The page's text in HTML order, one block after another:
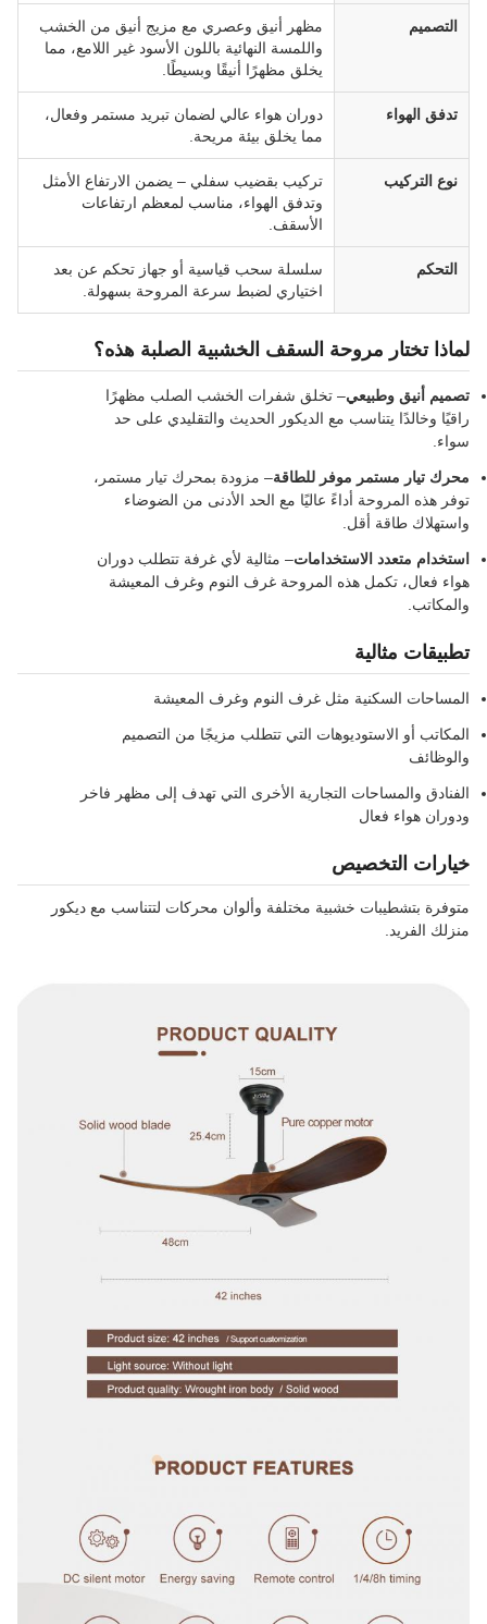
التصميم
مظهر أنيق وعصري مع مزيج أنيق من الخشب
واللمسة النهائية باللون الأسود غير اللامع، مما
يخلق مظهرًا أنيقًا وبسيطًا.
تدفق الهواء
دوران هواء عالي لضمان تبريد مستمر وفعال،
مما يخلق بيئة مريحة.
نوع التركيب
تركيب بقضيب سفلي – يضمن الارتفاع الأمثل
وتدفق الهواء، مناسب لمعظم ارتفاعات
الأسقف.
التحكم
سلسلة سحب قياسية أو جهاز تحكم عن بعد
اختياري لضبط سرعة المروحة بسهولة.
لماذا تختار مروحة السقف الخشبية الصلبة هذه؟
تصميم أنيق وطبيعي – تخلق شفرات الخشب الصلب مظهرًا
راقيًا وخالدًا يتناسب مع الديكور الحديث والتقليدي على حد
سواء.
محرك تيار مستمر موفر للطاقة– مزودة بمحرك تيار مستمر،
توفر هذه المروحة أداءً عاليًا مع الحد الأدنى من الضوضاء
واستهلاك طاقة أقل.
استخدام متعدد الاستخدامات– مثالية لأي غرفة تتطلب دوران
هواء فعال، تكمل هذه المروحة غرف النوم وغرف المعيشة
والمكاتب.
تطبيقات مثالية
المساحات السكنية مثل غرف النوم وغرف المعيشة
المكاتب أو الاستوديوهات التي تتطلب مزيجًا من التصميم
والوظائف
الفنادق والمساحات التجارية الأخرى التي تهدف إلى مظهر فاخر
ودوران هواء فعال
خيارات التخصيص
متوفرة بتشطيبات خشبية مختلفة وألوان محركات لتتناسب مع ديكور
منزلك الفريد.